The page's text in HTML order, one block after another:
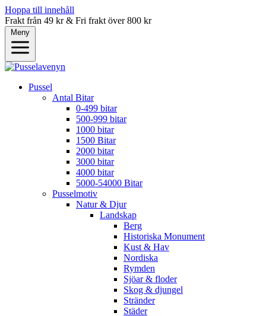
Hoppa till innehåll
Frakt från 49 kr & Fri frakt över 800 kr
Meny
Pussel
Antal Bitar
0-499 bitar
500-999 bitar
1000 bitar
1500 Bitar
2000 bitar
3000 bitar
4000 bitar
5000-54000 Bitar
Pusselmotiv
Natur & Djur
Landskap
Berg
Historiska Monument
Kust & Hav
Nordiska
Rymden
Sjöar & floder
Skog & djungel
Stränder
Städer